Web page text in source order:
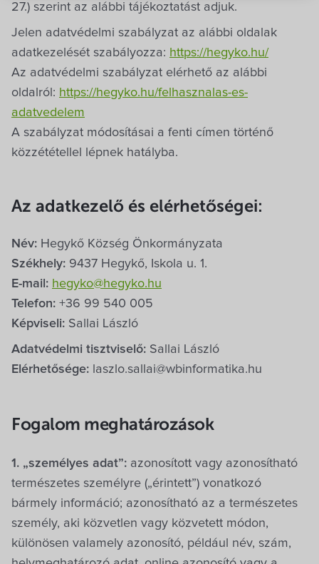
Képviselő-testület
Választási információk
Közoktatási Intézmények
Egyesületek, alapítványok
Pályázatok
Dokumentumok
27.) szerint az alábbi tájékoztatást adjuk.
Jelen adatvédelmi szabályzat az alábbi oldalak
adatkezelését szabályozza: https://hegyko.hu/
Az adatvédelmi szabályzat elérhető az alábbi
oldalról: https://hegyko.hu/felhasznalas-es-
adatvedelem
A szabályzat módosításai a fenti címen történő
közzététellel lépnek hatályba.
Az adatkezelő és elérhetőségei:
Név: Hegykő Község Önkormányzata
Székhely: 9437 Hegykő, Iskola u. 1.
E-mail: hegyko@hegyko.hu
Telefon: +36 99 540 005
Képviseli: Sallai László
Adatvédelmi tisztviselő: Sallai László
Elérhetősége: laszlo.sallai@wbinformatika.hu
Fogalom meghatározások
1. „személyes adat”: azonosított vagy azonosítható
természetes személyre („érintett”) vonatkozó
bármely információ; azonosítható az a természetes
személy, aki közvetlen vagy közvetett módon,
különösen valamely azonosító, például név, szám,